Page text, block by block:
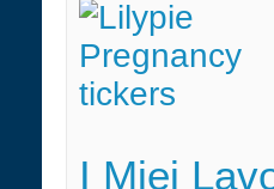
I Miei